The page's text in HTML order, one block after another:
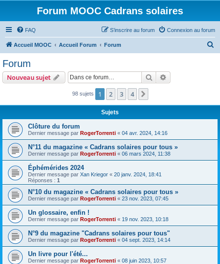
Forum MOOC Cadrans solaires
FAQ Connexion au forum
S’inscrire au forum
Accueil MOOC Accueil Forum Forum
e
Forum
Nouveau sujet Rechercher
98 sujets 1 2 3 4
Sujets
Clôture du forum
Dernier message par RogerTorrenti « 04 avr. 2024, 14:16
N°11 du magazine « Cadrans solaires pour tous »
Dernier message par RogerTorrenti « 06 mars 2024, 11:38
Éphémérides 2024
Dernier message par Xan Kriegor « 20 janv. 2024, 18:41
Réponses : 1
N°10 du magazine « Cadrans solaires pour tous »
Dernier message par RogerTorrenti « 23 nov. 2023, 07:45
Un glossaire, enfin !
Dernier message par RogerTorrenti « 19 nov. 2023, 10:18
N°9 du magazine "Cadrans solaires pour tous"
Dernier message par RogerTorrenti « 04 sept. 2023, 14:14
Un livre pour l'été...
Dernier message par RogerTorrenti « 08 juin 2023, 10:57